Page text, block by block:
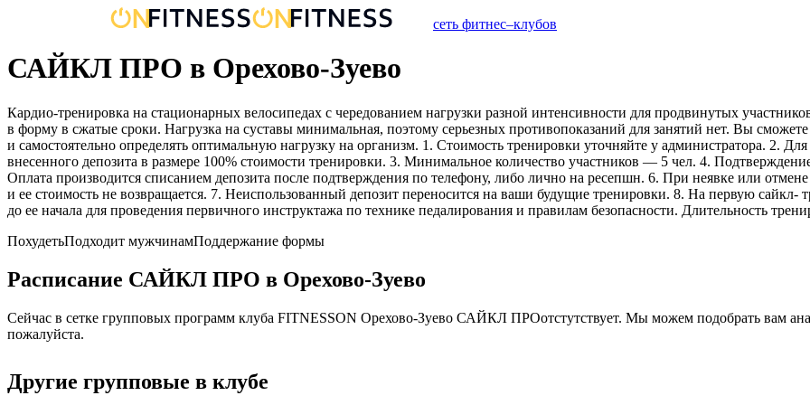
сеть фитнес–клубов
САЙКЛ ПРО в Орехово-Зуево
Кардио-тренировка на стационарных велосипедах с чередованием нагрузки разной интенсивности для продвинутых
в форму в сжатые сроки. Нагрузка на суставы минимальная, поэтому серьезных противопоказаний для занятий нет. Вы
и самостоятельно определять оптимальную нагрузку на организм. 1. Стоимость тренировки уточняйте у администратора. 2.
внесенного депозита в размере 100% стоимости тренировки. 3. Минимальное количество участников — 5 чел. 4.
Оплата производится списанием депозита после подтверждения по телефону, либо лично на ресепшн. 6. При неявке или
и ее стоимость не возвращается. 7. Неиспользованный депозит переносится на ваши будущие тренировки. 8. На первую сайкл-
до ее начала для проведения первичного инструктажа по технике педалирования и правилам безопасности. Длительность
ПохудетьПодходит мужчинамПоддержание формы
Расписание САЙКЛ ПРО в Орехово-Зуево
Сейчас в сетке групповых программ клуба FITNESSON Орехово-Зуево САЙКЛ ПРОотстутствует. Мы можем подобрать вам
пожалуйста.
Другие групповые в клубе